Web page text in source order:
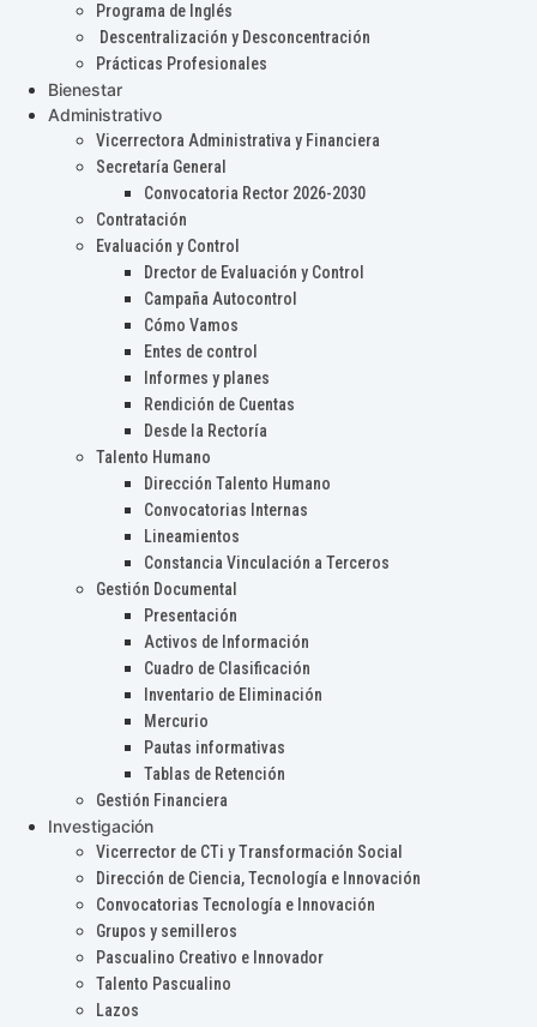
Programa de Inglés
Descentralización y Desconcentración
Prácticas Profesionales
Bienestar
Administrativo
Vicerrectora Administrativa y Financiera
Secretaría General
Convocatoria Rector 2026-2030
Contratación
Evaluación y Control
Drector de Evaluación y Control
Campaña Autocontrol
Cómo Vamos
Entes de control
Informes y planes
Rendición de Cuentas
Desde la Rectoría
Talento Humano
Dirección Talento Humano
Convocatorias Internas
Lineamientos
Constancia Vinculación a Terceros
Gestión Documental
Presentación
Activos de Información
Cuadro de Clasificación
Inventario de Eliminación
Mercurio
Pautas informativas
Tablas de Retención
Gestión Financiera
Investigación
Vicerrector de CTi y Transformación Social
Dirección de Ciencia, Tecnología e Innovación
Convocatorias Tecnología e Innovación
Grupos y semilleros
Pascualino Creativo e Innovador
Talento Pascualino
Lazos